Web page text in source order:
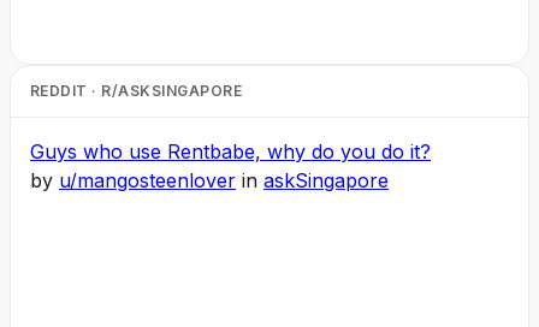
REDDIT · R/ASKSINGAPORE
Guys who use Rentbabe, why do you do it?
by u/mangosteenlover in askSingapore